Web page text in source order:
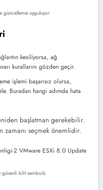
güncelleme uyguluyor
kesiliyorsa, ağ
kurallarını gözden geçir.
işlemi başarısız olursa,
Buradan hangi adımda hata
başlatman gerekebilir.
zamanı seçmek önemlidir.
güvenli kilit sembolü